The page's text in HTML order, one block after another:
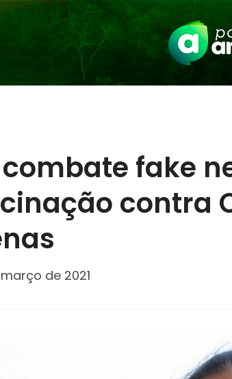
fake
contra
de 2021